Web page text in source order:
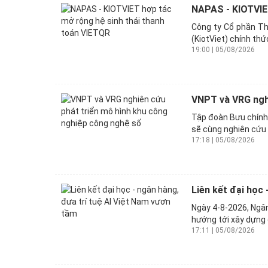
NAPAS -
Công ty Cổ phần
(KiotViet) chính
19:00 | 05/08/2026
VNPT và VRG
Tập đoàn Bưu
sẽ cùng nghiên
17:18 | 05/08/2026
Liên kết đại học
Ngày 4-8-2026,
hướng tới xây dựng
17:11 | 05/08/2026